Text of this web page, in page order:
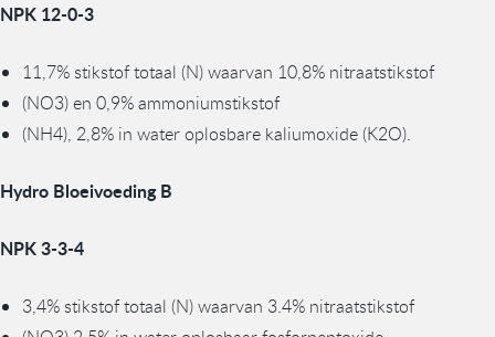
NPK 12-0-3
11,7% stikstof totaal (N) waarvan 10,8% nitraatstikstof
(NO3) en 0,9% ammoniumstikstof
(NH4), 2,8% in water oplosbare kaliumoxide (K2O).
Hydro Bloeivoeding B
NPK 3-3-4
3,4% stikstof totaal (N) waarvan 3.4% nitraatstikstof